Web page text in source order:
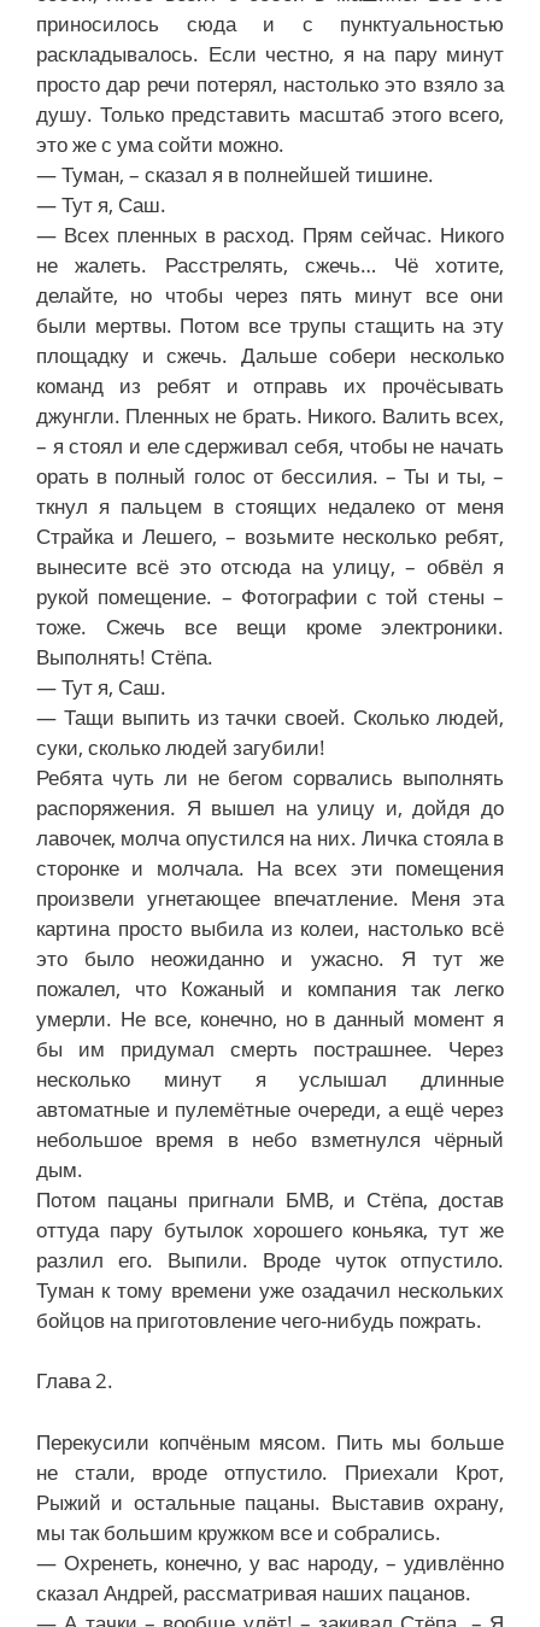
приносилось сюда и с пунктуальностью
раскладывалось. Если честно, я на пару минут
просто дар речи потерял, настолько это взяло за
душу. Только представить масштаб этого всего,
это же с ума сойти можно.
— Туман, – сказал я в полнейшей тишине.
— Тут я, Саш.
— Всех пленных в расход. Прям сейчас. Никого
не жалеть. Расстрелять, сжечь… Чё хотите,
делайте, но чтобы через пять минут все они
были мертвы. Потом все трупы стащить на эту
площадку и сжечь. Дальше собери несколько
команд из ребят и отправь их прочёсывать
джунгли. Пленных не брать. Никого. Валить всех,
– я стоял и еле сдерживал себя, чтобы не начать
орать в полный голос от бессилия. – Ты и ты, –
ткнул я пальцем в стоящих недалеко от меня
Страйка и Лешего, – возьмите несколько ребят,
вынесите всё это отсюда на улицу, – обвёл я
рукой помещение. – Фотографии с той стены –
тоже. Сжечь все вещи кроме электроники.
Выполнять! Стёпа.
— Тут я, Саш.
— Тащи выпить из тачки своей. Сколько людей,
суки, сколько людей загубили!
Ребята чуть ли не бегом сорвались выполнять
распоряжения. Я вышел на улицу и, дойдя до
лавочек, молча опустился на них. Личка стояла в
сторонке и молчала. На всех эти помещения
произвели угнетающее впечатление. Меня эта
картина просто выбила из колеи, настолько всё
это было неожиданно и ужасно. Я тут же
пожалел, что Кожаный и компания так легко
умерли. Не все, конечно, но в данный момент я
бы им придумал смерть пострашнее. Через
несколько минут я услышал длинные
автоматные и пулемётные очереди, а ещё через
небольшое время в небо взметнулся чёрный
дым.
Потом пацаны пригнали БМВ, и Стёпа, достав
оттуда пару бутылок хорошего коньяка, тут же
разлил его. Выпили. Вроде чуток отпустило.
Туман к тому времени уже озадачил нескольких
бойцов на приготовление чего-нибудь пожрать.
Глава 2.
Перекусили копчёным мясом. Пить мы больше
не стали, вроде отпустило. Приехали Крот,
Рыжий и остальные пацаны. Выставив охрану,
мы так большим кружком все и собрались.
— Охренеть, конечно, у вас народу, – удивлённо
сказал Андрей, рассматривая наших пацанов.